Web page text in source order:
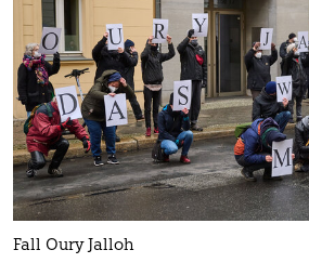
Fall Oury Jalloh